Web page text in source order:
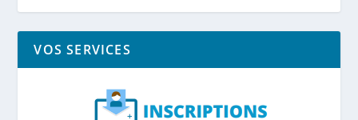
VOS SERVICES